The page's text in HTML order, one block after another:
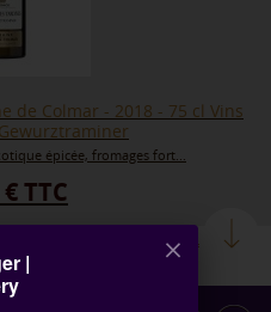
de Colmar - 2018 - 75 cl Vins
épicée, fromages fort...
TTC
EN DETAIL
|